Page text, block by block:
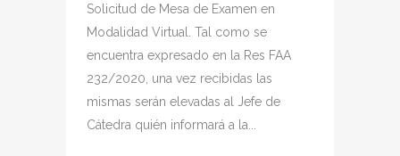
Solicitud de Mesa de Examen en
Modalidad Virtual. Tal como se
encuentra expresado en la Res FAA
232/2020, una vez recibidas las
mismas serán elevadas al Jefe de
Cátedra quién informará a la...